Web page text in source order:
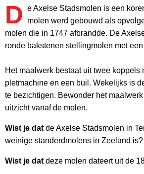
D e Axelse Stadsmolen is een
molen werd gebouwd als
molen die in 1747 afbrandde. De
ronde bakstenen stellingmolen met
Het maalwerk bestaat uit twee koppels
pletmachine en een buil. Wekelijks is
te bezichtigen. Bewonder het
uitzicht vanaf de molen.
Wist je dat de Axelse Stadsmolen in
weinige standerdmolens in Zeeland is?
Wist je dat deze molen dateert uit de